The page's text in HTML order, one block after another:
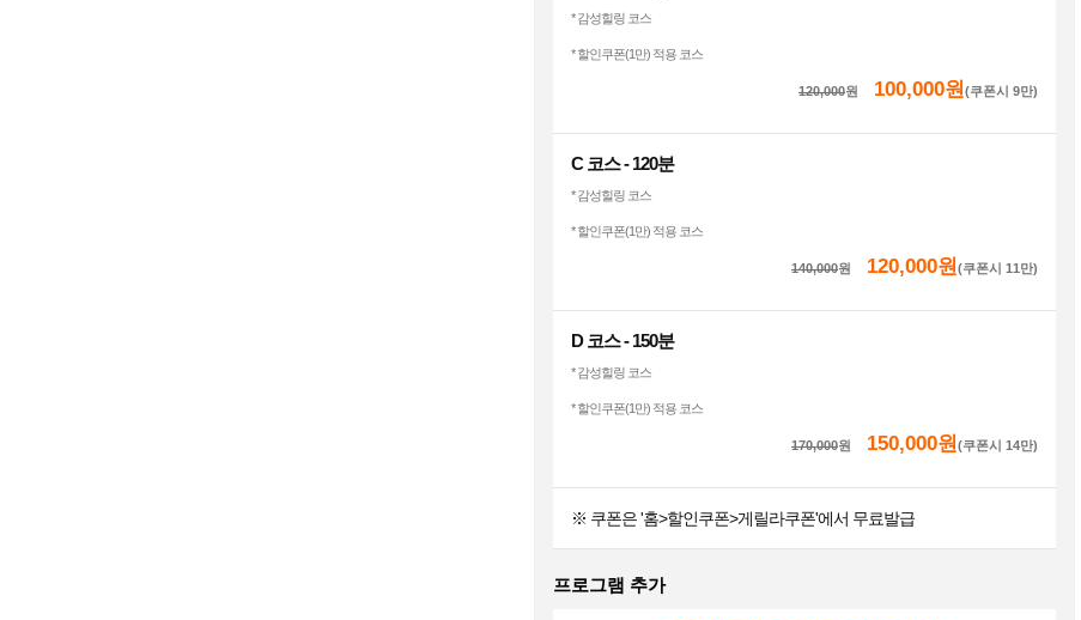
* 감성힐링 코스
* 할인쿠폰(1만) 적용 코스
120,000원 100,000원 (쿠폰시 9만)
C 코스 - 120분
* 감성힐링 코스
* 할인쿠폰(1만) 적용 코스
140,000원 120,000원 (쿠폰시 11만)
D 코스 - 150분
* 감성힐링 코스
* 할인쿠폰(1만) 적용 코스
170,000원 150,000원 (쿠폰시 14만)
※ 쿠폰은 '홈>할인쿠폰>게릴라쿠폰'에서 무료발급
프로그램 추가